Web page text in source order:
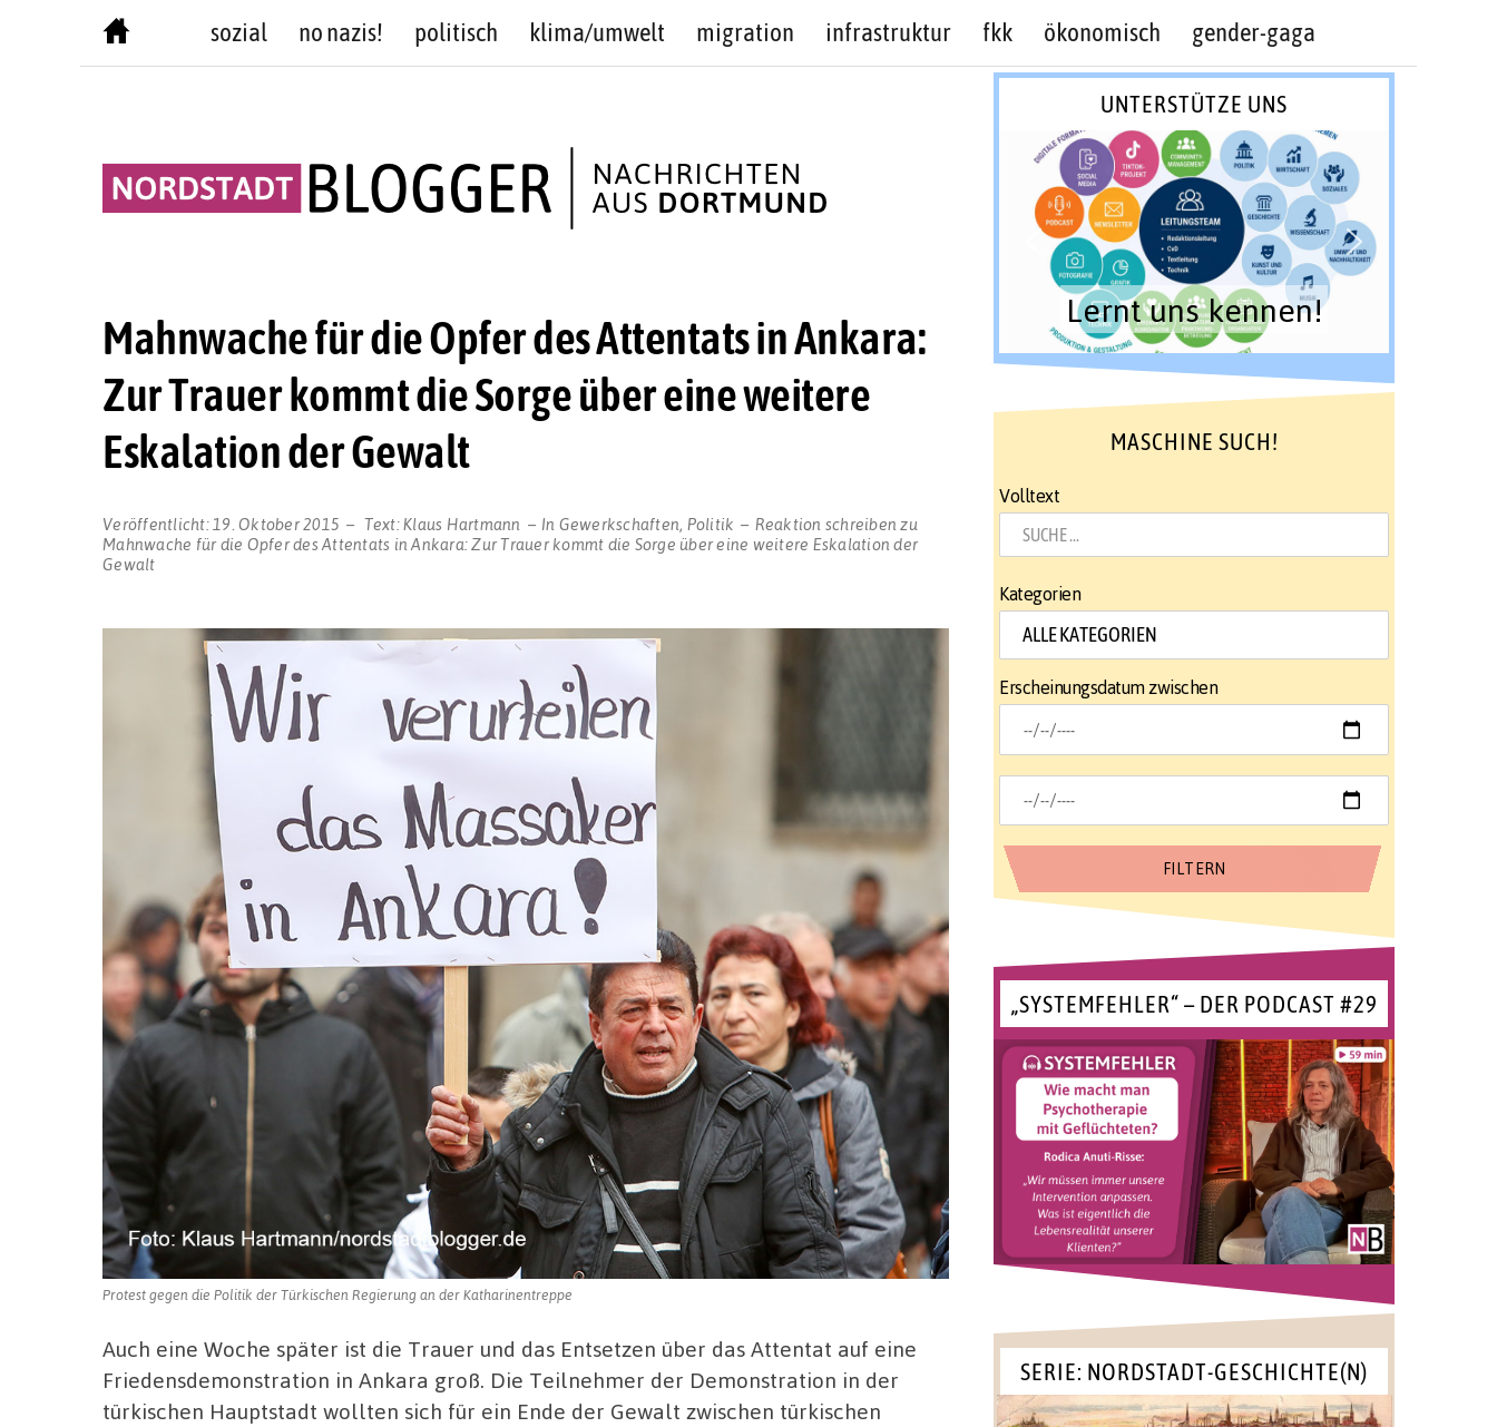
sozial no nazis! politisch klima/umwelt migration infrastruktur fkk ökonomisch gender-gaga
Mahnwache für die Opfer des Attentats in Ankara:
Zur Trauer kommt die Sorge über eine weitere
Eskalation der Gewalt
Veröffentlicht: 19. Oktober 2015 Text: Klaus Hartmann In Gewerkschaften Politik Reaktion schreiben zu
Mahnwache für die Opfer des Attentats in Ankara: Zur Trauer kommt die Sorge über eine weitere Eskalation der
Gewalt
Protest gegen die Politik der Türkischen Regierung an der Katharinentreppe
Auch eine Woche später ist die Trauer und das Entsetzen über das Attentat auf eine
Friedensdemonstration in Ankara groß. Die Teilnehmer der Demonstration in der
türkischen Hauptstadt wollten sich für ein Ende der Gewalt zwischen türkischen
UNTERSTÜTZE UNS
Lernt uns kennen!
MASCHINE SUCH!
Volltext
Kategorien
Erscheinungsdatum zwischen
„SYSTEMFEHLER“ – DER PODCAST #29
SERIE: NORDSTADT-GESCHICHTE(N)